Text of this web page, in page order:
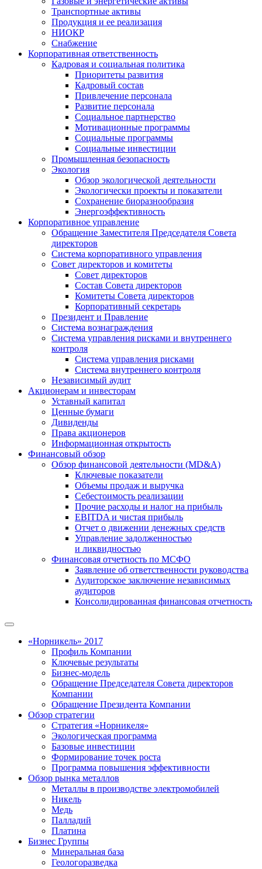
Транспортные активы
Продукция и ее реализация
НИОКР
Снабжение
Корпоративная ответственность
Кадровая и социальная политика
Приоритеты развития
Кадровый состав
Привлечение персонала
Развитие персонала
Социальное партнерство
Мотивационные программы
Социальные программы
Социальные инвестиции
Промышленная безопасность
Экология
Обзор экологической деятельности
Экологически проекты и показатели
Сохранение биоразнообразия
Энергоэффективность
Корпоративное управление
Обращение Заместителя Председателя Совета
директоров
Система корпоративного управления
Совет директоров и комитеты
Совет директоров
Состав Совета директоров
Комитеты Совета директоров
Корпоративный секретарь
Президент и Правление
Система вознаграждения
Система управления рисками и внутреннего
контроля
Система управления рисками
Система внутреннего контроля
Независимый аудит
Акционерам и инвесторам
Уставный капитал
Ценные бумаги
Дивиденды
Права акционеров
Информационная открытость
Финансовый обзор
Обзор финансовой деятельности (MD&A)
Ключевые показатели
Объемы продаж и выручка
Себестоимость реализации
Прочие расходы и налог на прибыль
EBITDA и чистая прибыль
Отчет о движении денежных средств
Управление задолженностью
и ликвидностью
Финансовая отчетность по МСФО
Заявление об ответственности руководства
Аудиторское заключение независимых
аудиторов
Консолидированная финансовая отчетность
«Норникель» 2017
Профиль Компании
Ключевые результаты
Бизнес-модель
Обращение Председателя Совета директоров
Компании
Обращение Президента Компании
Обзор стратегии
Стратегия «Норникеля»
Экологическая программа
Базовые инвестиции
Формирование точек роста
Программа повышения эффективности
Обзор рынка металлов
Металлы в производстве электромобилей
Никель
Медь
Палладий
Платина
Бизнес Группы
Минеральная база
Геологоразведка